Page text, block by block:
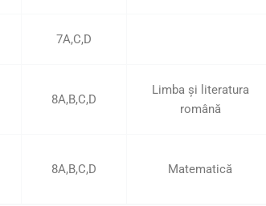
7A,C,D
8A,B,C,D
Limba și literatura
română
8A,B,C,D Matematică